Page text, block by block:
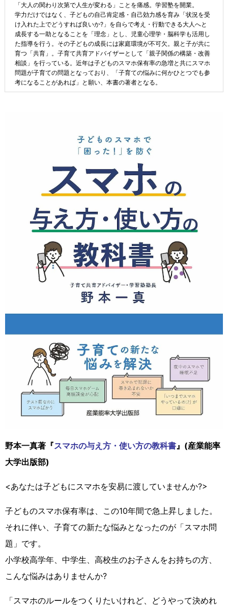
「大人の関わり次第で人生が変わる」ことを痛感。学習塾を開業。
学力だけではなく、子どもの自己肯定感・自己効力感を育み「状況を受
け入れた上でどうすれば良いか?」を自らで考え・行動できる大人へと
成長する一助となることを「理念」とし、児童心理学・脳科学も活用し
た指導を行う。その子どもの成長には家庭環境が不可欠。親と子が共に
育つ「共育」。子育て共育アドバイザーとして「親子関係の構築・改善
相談」を行っている。近年は子どものスマホ保有率の急増と共にスマホ
問題が子育ての問題となっており、「子育ての悩みに何かひとつでも参
考になることがあれば」と願い、本書の著者となる。
野本一真著『スマホの与え方・使い方の教科書 』(産業能率
大学出版部)
<あなたは子どもにスマホを安易に渡していませんか?>
子どものスマホ保有率は、この10年間で急上昇しました。
それに伴い、子育ての新たな悩みとなったのが「スマホ問
題」です。
小学校高学年、中学生、高校生のお子さんをお持ちの方、
こんな悩みはありませんか?
「スマホのルールをつくりたいけれど、どうやって決めれ